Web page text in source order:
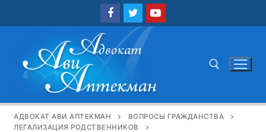
Найти:
АДВОКАТ АВИ АПТЕКМАН
ВОПРОСЫ ГРАЖДАНСТВА
ЛЕГАЛИЗАЦИЯ РОДСТВЕННИКОВ